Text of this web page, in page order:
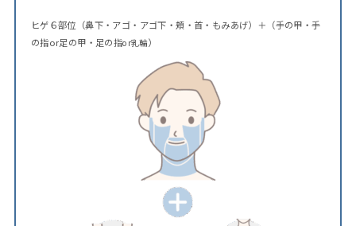
ヒゲ６部位（鼻下・アゴ・アゴ下・頬・首・もみあげ）＋（手の甲・手
の指or足の甲・足の指or乳輪）